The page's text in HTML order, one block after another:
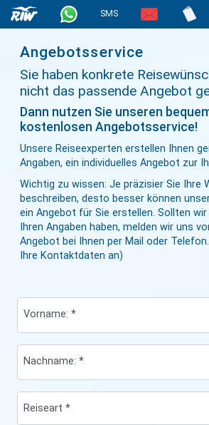
SMS
Angebotsservice
Sie haben konkrete
nicht das passende Angebot
Dann nutzen Sie unseren
kostenlosen Angebotsservice!
Unsere Reiseexperten erstellen Ihnen
Angaben, ein individuelles Angebot zur
Wichtig zu wissen: Je präzisier Sie Ihre
beschreiben, desto besser können
ein Angebot für Sie erstellen. Sollten
Ihren Angaben haben, melden wir uns
Angebot bei Ihnen per Mail oder
Ihre Kontaktdaten an)
Vorname: *
Nachname: *